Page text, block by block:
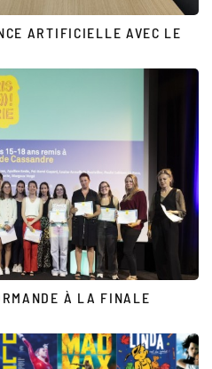
ARTIFICIELLE AVEC LE
À LA FINALE